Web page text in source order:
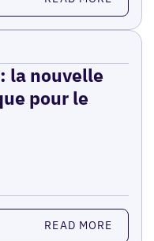
la nouvelle
pour le
READ MORE